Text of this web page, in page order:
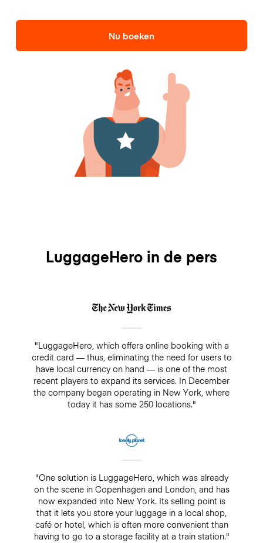
Nu boeken
LuggageHero in de pers
"LuggageHero, which offers online booking with a
credit card — thus, eliminating the need for users to
have local currency on hand — is one of the most
recent players to expand its services. In December
the company began operating in New York, where
today it has some 250 locations."
"One solution is LuggageHero, which was already
on the scene in Copenhagen and London, and has
now expanded into New York. Its selling point is
that it lets you store your luggage in a local shop,
café or hotel, which is often more convenient than
having to go to a storage facility at a train station."